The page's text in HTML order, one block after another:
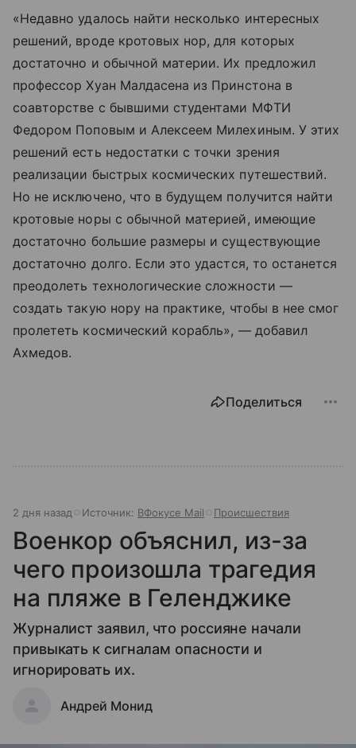
«Недавно удалось найти несколько интересных
решений, вроде кротовых нор, для которых
достаточно и обычной материи. Их предложил
профессор Хуан Малдасена из Принстона в
соавторстве с бывшими студентами МФТИ
Федором Поповым и Алексеем Милехиным. У этих
решений есть недостатки с точки зрения
реализации быстрых космических путешествий.
Но не исключено, что в будущем получится найти
кротовые норы с обычной материей, имеющие
достаточно большие размеры и существующие
достаточно долго. Если это удастся, то останется
преодолеть технологические сложности —
создать такую нору на практике, чтобы в нее смог
пролететь космический корабль», — добавил
Ахмедов.
Поделиться
2 дня назад Источник: ВФокусе Mail Происшествия
Военкор объяснил, из-за
чего произошла трагедия
на пляже в Геленджике
Журналист заявил, что россияне начали
привыкать к сигналам опасности и
игнорировать их.
Андрей Монид